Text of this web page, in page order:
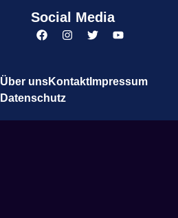
Social Media
Über unsKontaktImpressum
Datenschutz